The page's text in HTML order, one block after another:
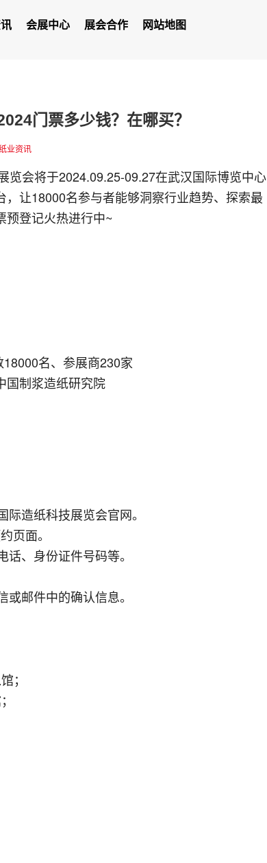
会展中心 展会合作 网站地图
门票多少钱？在哪买？
业资讯
览会将于2024.09.25-09.27在武汉国际博览中心
让18000名参与者能够洞察行业趋势、探索最
预登记火热进行中~
名、参展商230家
国制浆造纸研究院
造纸科技展览会官网。
页面。
、身份证件号码等。
邮件中的确认信息。
；